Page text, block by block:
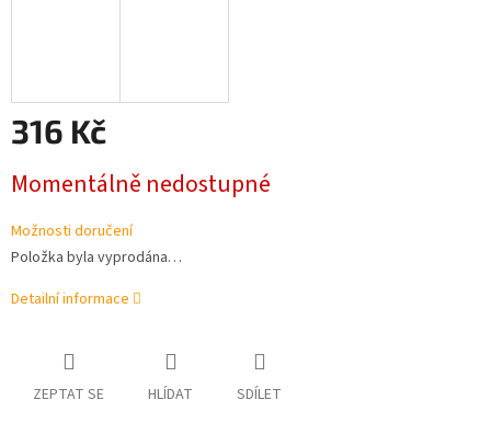
316 Kč
cena:
Momentálně nedostupné
Možnosti doručení
Položka byla vyprodána…
Detailní informace
ZEPTAT SE HLÍDAT SDÍLET